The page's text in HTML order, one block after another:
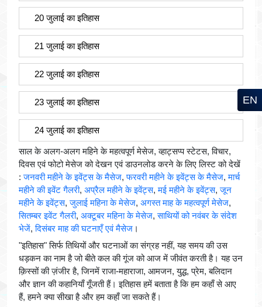
20 जुलाई का इतिहास
21 जुलाई का इतिहास
22 जुलाई का इतिहास
23 जुलाई का इतिहास
24 जुलाई का इतिहास
साल के अलग-अलग महिने के महत्वपूर्ण मेसेज, व्हाट्सप्प स्टेटस, विचार,
दिवस एवं फोटो मेसेज को देखन एवं डाउनलोड करने के लिए लिस्ट को देखें
:जनवरी महीने के इवेंट्स के मैसेज,फरवरी महीने के इवेंट्स के मैसेज,मार्च
महीने की इवेंट गैलरी, अप्रैल महीने के इवेंट्स,मई महीने के इवेंट्स,जून
महीने के इवेंट्स,जुलाई महिना के मेसेज, अगस्त माह के महत्वपूर्ण मेसेज,
सितम्बर इवेंट गैलरी, अक्टूबर महिना के मेसेज,साथियों को नवंबर के संदेश
भेजें,दिसंबर माह की घटनाएँ एवं मैसेज ।
"इतिहास" सिर्फ तिथियों और घटनाओं का संग्रह नहीं, यह समय की उस
धड़कन का नाम है जो बीते कल की गूंज को आज में जीवंत करती है। यह उन
क़िस्सों की ज़ंजीर है, जिनमें राजा-महाराजा, आमजन, युद्ध, प्रेम, बलिदान
और ज्ञान की कहानियाँ गूँजती हैं। इतिहास हमें बताता है कि हम कहाँ से आए
हैं, हमने क्या सीखा है और हम कहाँ जा सकते हैं।
EN